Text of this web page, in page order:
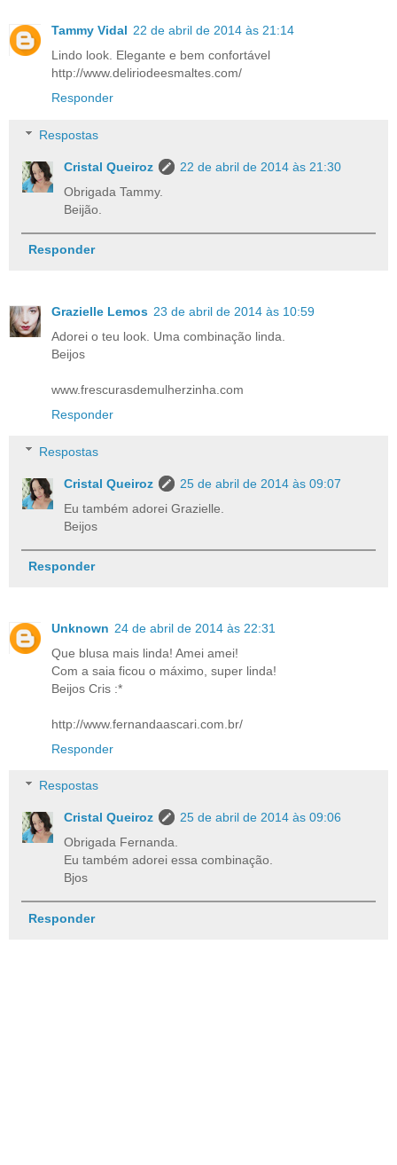
Tammy Vidal 22 de abril de 2014 às 21:14
Lindo look. Elegante e bem confortável
http://www.deliriodeesmaltes.com/
Responder
Respostas
Cristal Queiroz
22 de abril de 2014 às 21:30
Obrigada Tammy.
Beijão.
Responder
Grazielle Lemos 23 de abril de 2014 às 10:59
Adorei o teu look. Uma combinação linda.
Beijos
www.frescurasdemulherzinha.com
Responder
Respostas
Cristal Queiroz
25 de abril de 2014 às 09:07
Eu também adorei Grazielle.
Beijos
Responder
Unknown 24 de abril de 2014 às 22:31
Que blusa mais linda! Amei amei!
Com a saia ficou o máximo, super linda!
Beijos Cris :*
http://www.fernandaascari.com.br/
Responder
Respostas
Cristal Queiroz
25 de abril de 2014 às 09:06
Obrigada Fernanda.
Eu também adorei essa combinação.
Bjos
Responder